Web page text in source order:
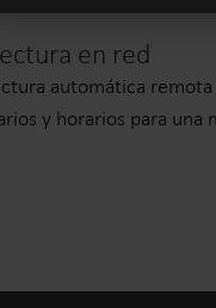
en red
automática
y horarios para una